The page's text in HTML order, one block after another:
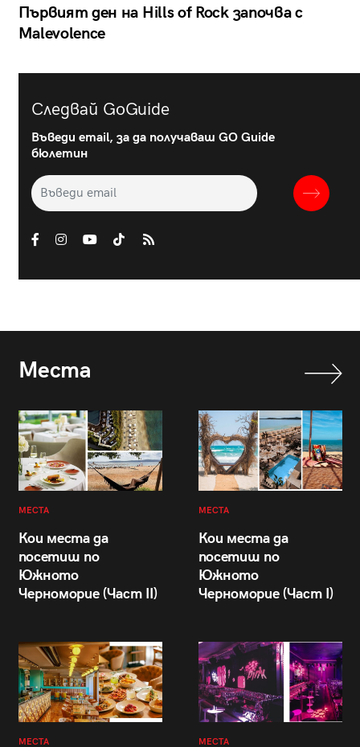
Първият ден на Hills of Rock започва с
Malevolence
Следвай GoGuide
Въведи email, за да получаваш GO Guide
бюлетин
Места
МЕСТА
Кои места да
посетиш по
Южното
Черноморие (Част II)
МЕСТА
Кои места да
посетиш по
Южното
Черноморие (Част I)
МЕСТА МЕСТА